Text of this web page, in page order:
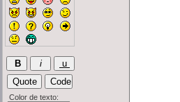
Color de texto: